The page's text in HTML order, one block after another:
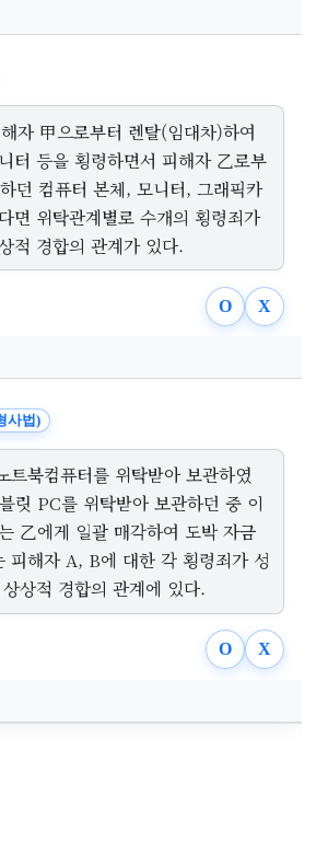
자 甲으로부터 렌탈(임대차)하여
터 등을 횡령하면서 피해자 乙로부
던 컴퓨터 본체, 모니터, 그래픽카
면 위탁관계별로 수개의 횡령죄가
적 경합의 관계가 있다.
O X
사법)
트북컴퓨터를 위탁받아 보관하였
릿 PC를 위탁받아 보관하던 중 이
乙에게 일괄 매각하여 도박 자금
피해자 A, B에 대한 각 횡령죄가 성
상적 경합의 관계에 있다.
O X